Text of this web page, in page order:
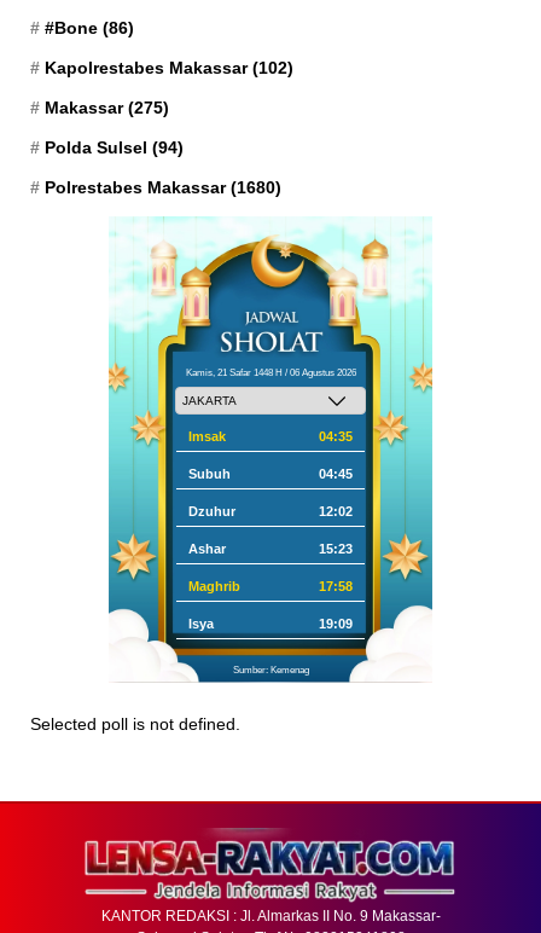
#Bone (86)
Kapolrestabes Makassar(102)
Makassar(275)
Polda Sulsel (94)
Polrestabes Makassar(1680)
Kamis, 21 Safar 1448 H / 06 Agustus 2026
Imsak 04:35
Subuh 04:45
Dzuhur 12:02
Ashar 15:23
Maghrib 17:58
Isya 19:09
Sumber: Kemenag
Selected poll is not defined.
KANTOR REDAKSI : Jl. Almarkas II No. 9 Makassar-